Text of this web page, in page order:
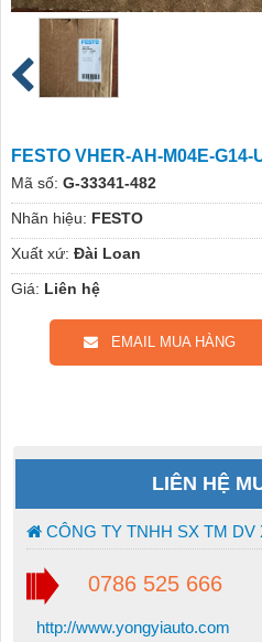
FESTO VHER-AH-M04E-G14-
Mã số: G-33341-482
Nhãn hiệu: FESTO
Xuất xứ: Đài Loan
Giá: Liên hệ
EMAIL MUA HÀNG
LIÊN HỆ
CÔNG TY TNHH SX TM DV
0786 525 666
http://www.yongyiauto.com